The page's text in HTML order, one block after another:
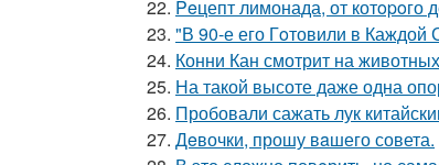
22. Peцепт лимонада, от котopoго
23. "В 90-е его Гoтовили в Каждой
24. Конни Кан смотрит на
25. На такой высоте даже одна
26. Пробовали сажать лук
27. Дeвочки, прошу вaшего совета.